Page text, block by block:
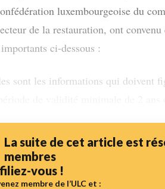
luxembourgeoise du
de la restauration, ont
ci-dessous :
sont les informations qui doivent
La suite de cet article est
membres
vous !
membre de l’ULC et :